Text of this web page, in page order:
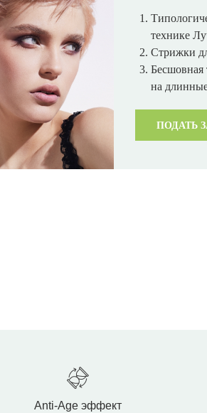
технике
Стрижки
Бесшовная
на
ПОДАТЬ
Anti-Age эффект